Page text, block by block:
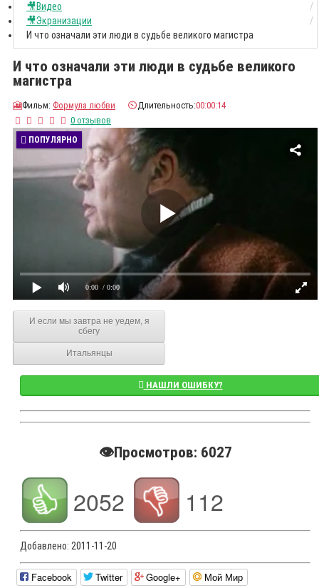
🎥Видео
🎥Экранизации
И что означали эти люди в судьбе великого магистра
И что означали эти люди в судьбе великого
магистра
🎦Фильм: Формула любви ⏲️Длительность:00:00:14
0 отзывов
ПОПУЛЯРНО
0:00 / 0:00
И если мы завтра не уедем, я
сбегу
Итальянцы
НАШЛИ ОШИБКУ?
👁️Просмотров: 6027
2052 112
Добавлено: 2011-11-20
Facebook Twitter Google+ Мой Мир